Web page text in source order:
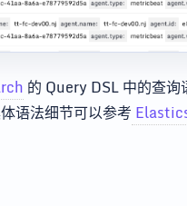
的 Query DSL 中的查
语法细节可以参考